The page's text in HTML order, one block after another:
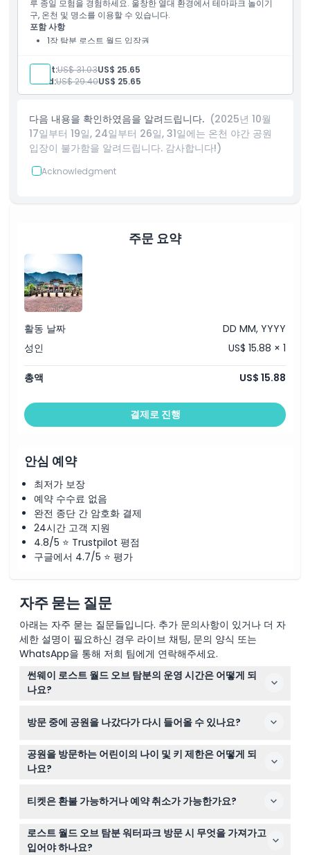
루 종일 모험을 경험하세요. 울창한 열대 환경에서 테마파크 놀이기
구, 온천 및 명소를 이용할 수 있습니다.
포함 사항
1장 탐분 로스트 월드 입장권
Adult:US$ 31.03US$ 25.65
Child:US$ 29.40US$ 25.65
다음 내용을 확인하였음을 알려드립니다. (2025년 10월
17일부터 19일, 24일부터 26일, 31일에는 온천 야간 공원
입장이 불가함을 알려드립니다. 감사합니다!)
Acknowledgment
주문 요약
활동 날짜
DD MM, YYYY
성인
US$ 15.88 × 1
총액 US$ 15.88
결제로 진행
안심 예약
최저가 보장
예약 수수료 없음
완전 종단 간 암호화 결제
24시간 고객 지원
4.8/5 ⭐ Trustpilot 평점
구글에서 4.7/5 ⭐ 평가
자주 묻는 질문
아래는 자주 묻는 질문들입니다. 추가 문의사항이 있거나 더 자
세한 설명이 필요하신 경우 라이브 채팅, 문의 양식 또는
WhatsApp을 통해 저희 팀에게 연락해주세요.
썬웨이 로스트 월드 오브 탐분의 운영 시간은 어떻게 되
나요?
운영되며, 주말, 공휴일 및 학교 휴일에는 오전 10시부터 오
일을 제외하고는 휴무입니다(변경될 수 있으니 예약 시 확
인 바랍니다).
방문 중에 공원을 나갔다가 다시 들어올 수 있나요?
아니요, 썬웨이 로스트 월드 오브 탐분을 나가면 재입장이
허용되지 않으므로 방문 계획을 잘 세우시기 바랍니다.
공원을 방문하는 어린이의 나이 및 키 제한은 어떻게 되
나요?
며, 90cm 미만 어린이는 무료 입장 가능합니다.
티켓은 환불 가능하거나 예약 취소가 가능한가요?
티켓은 환불 불가하며 취소할 수 없으므로 방문하는 정확한
날짜에 맞춰 예약하시기 바랍니다.
로스트 월드 오브 탐분 워터파크 방문 시 무엇을 가져가고
입어야 하나요?